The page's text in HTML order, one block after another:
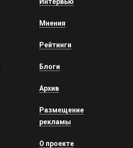
Мнения
Рейтинги
Блоги
Архив
Размещение
рекламы
О проекте